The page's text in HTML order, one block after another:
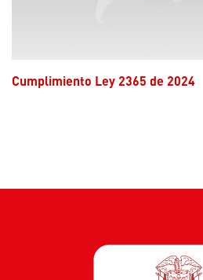
Cumplimiento Ley 2365 de 2024